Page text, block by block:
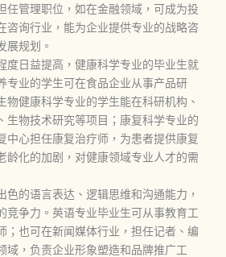
任管理职位，如在金融领域，可成为投
咨询行业，能为企业提供专业的战略咨
展规划。
度日益提高，健康科学专业的毕业生就
专业的学生可在食品企业从事产品研
物健康科学专业的学生能在科研机构、
生物技术研究等项目；康复科学专业的
中心担任康复治疗师，为患者提供康复
龄化的加剧，对健康领域专业人才的需
色的语言表达、逻辑思维和沟通能力，
竞争力。英语专业毕业生可从事教育工
；也可在新闻媒体行业，担任记者、编
域，负责企业形象塑造和品牌推广工